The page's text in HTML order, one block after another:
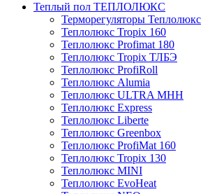
Теплый пол ТЕПЛОЛЮКС
Терморегуляторы Теплолюкс
Теплолюкс Tropix 160
Теплолюкс Profimat 180
Теплолюкс Tropix ТЛБЭ
Теплолюкс ProfiRoll
Теплолюкс Alumia
Теплолюкс ULTRA МНН
Теплолюкс Express
Теплолюкс Liberte
Теплолюкс Greenbox
Теплолюкс ProfiMat 160
Теплолюкс Tropix 130
Теплолюкс MINI
Теплолюкс EvoHeat